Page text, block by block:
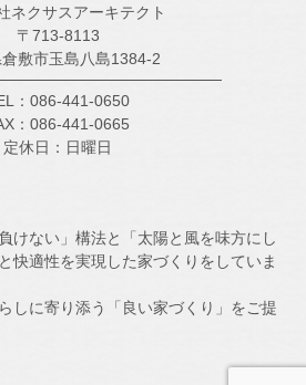
ネクサスアーキテクト
〒713-8113
倉敷市玉島八島1384-2
：086-441-0650
：086-441-0665
定休日：日曜日
けない」構法と「太陽と風を味方にし
快適性を実現した家づくりをしていま
しに寄り添う「良い家づくり」をご提